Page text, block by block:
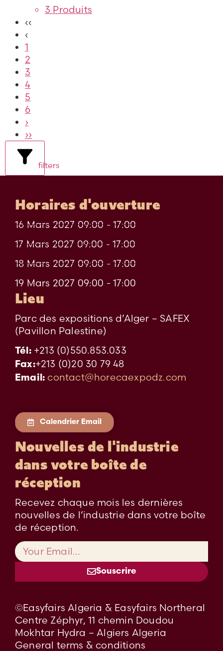
3 Produits
‹‹
‹
1
2
3
4
5
6
›
››
filters
Horaires d'ouverture
16 Mars 2027 09:00 - 17:00
17 Mars 2027 09:00 - 17:00
18 Mars 2027 09:00 - 17:00
19 Mars 2027 09:00 - 17:00
Lieu
Parc des expositions d’Alger – SAFEX
(Pavillon Palestine)
Tél: +213 (0)550.853.033
Fax:+213 (0)20 30 79 48
Email: contact@horecaexpodz.com
Calendrier Email
Nouvelles de l'industrie
dans votre boîte de
réception
Recevez chaque mois les dernières
nouvelles de l’industrie dans votre boîte
de réception.
Souscrire
©Easyfairs Algeria & Easyfairs Northeral
Centre Zéphyr, 11 chemin Doudou
Mokhtar Hydra – Algiers Algeria
General terms & conditions